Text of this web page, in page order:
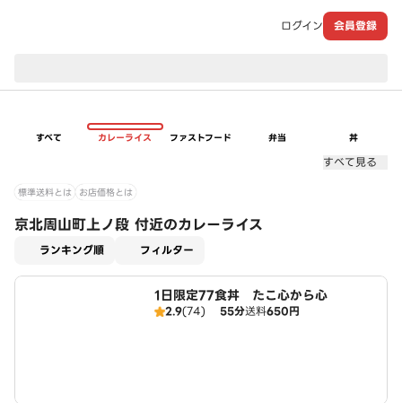
ログイン 会員登録
すべて カレーライス ファストフード 弁当 丼
すべて見る
標準送料とは お店価格とは
京北周山町上ノ段 付近のカレーライス
ランキング順 フィルター
1日限定77食丼 たこ心から心
2.9(74) 55分送料650円